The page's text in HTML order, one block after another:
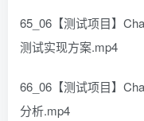
65_06【测试项目】
测试实现方案.mp4
66_06【测试项目】
分析.mp4